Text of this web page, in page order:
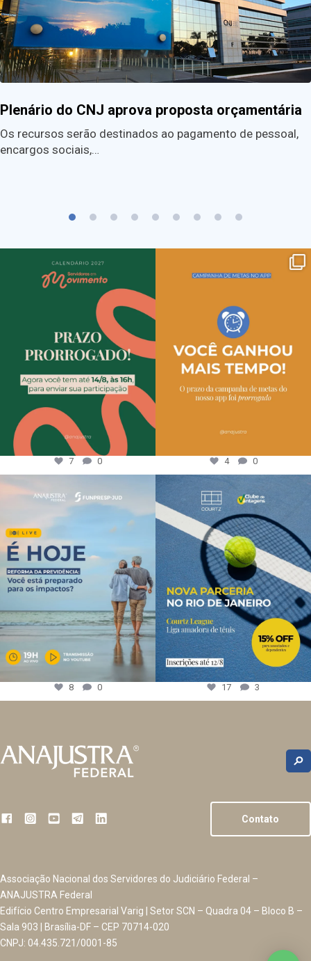
Plenário do CNJ aprova proposta orçamentária
Os recursos serão destinados ao pagamento de pessoal,
encargos sociais,…
7 0 4 0
8 0 17 3
Contato
Associação Nacional dos Servidores do Judiciário Federal –
ANAJUSTRA Federal
Edifício Centro Empresarial Varig | Setor SCN – Quadra 04 – Bloco B –
Sala 903 | Brasília-DF – CEP 70714-020
CNPJ: 04.435.721/0001-85